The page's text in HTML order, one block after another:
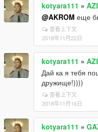
kotyara111 »
@AKROM еще
查看上下文
2018年11月22日
kotyara111 »
Дай ка я тебя
дружище!))))
查看上下文
2018年11月16日
kotyara111 »